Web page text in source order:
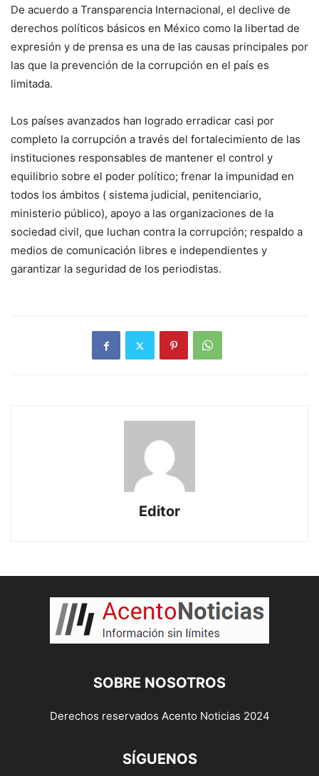
De acuerdo a Transparencia Internacional, el declive de
derechos políticos básicos en México como la libertad de
expresión y de prensa es una de las causas principales por
las que la prevención de la corrupción en el país es
limitada.
Los países avanzados han logrado erradicar casi por
completo la corrupción a través del fortalecimiento de las
instituciones responsables de mantener el control y
equilibrio sobre el poder político; frenar la impunidad en
todos los ámbitos ( sistema judicial, penitenciario,
ministerio público), apoyo a las organizaciones de la
sociedad civil, que luchan contra la corrupción; respaldo a
medios de comunicación libres e independientes y
garantizar la seguridad de los periodistas.
Editor
SOBRE NOSOTROS
Derechos reservados Acento Noticias 2024
SÍGUENOS